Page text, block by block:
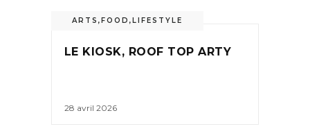
ARTS ,FOOD ,LIFESTYLE
LE KIOSK, ROOF TOP ARTY
28 avril 2026